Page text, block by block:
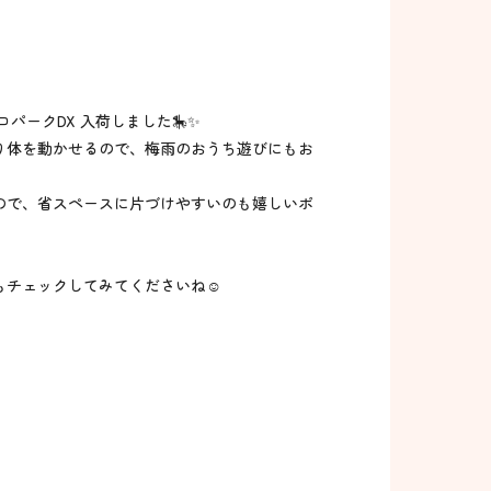
ークDX 入荷しました🎠✨
を動かせるので、梅雨のおうち遊びにもお
、省スペースに片づけやすいのも嬉しいポ
チェックしてみてくださいね☺️